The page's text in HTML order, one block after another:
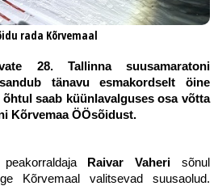
rada Kõrvemaal
28. Tallinna suusamaratoni
tänavu esmakordselt öine
saab küünlavalguses osa võtta
Kõrvemaa ÖÖsõidust.
Raivar Vaherisõnul
Kõrvemaal valitsevad suusaolud.